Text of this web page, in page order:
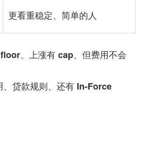
更看重稳定、简单的人
、上涨有 cap、但费用不会
、贷款规则、还有 In-Force